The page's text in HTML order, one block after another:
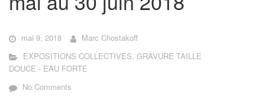
mai 9, 2018
Marc Chostakoff
EXPOSITIONS COLLECTIVES, GRAVURE TAILLE
DOUCE - EAU FORTE
No Comments